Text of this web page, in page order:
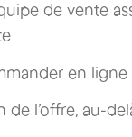
de vente
en
de l’offre, au-